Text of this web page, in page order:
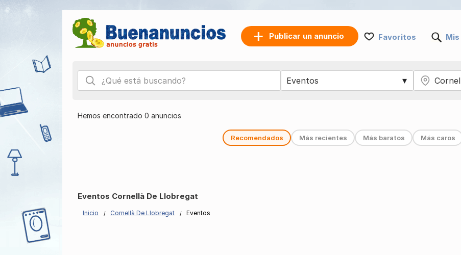
Publicar un anuncio Favoritos
Hemos encontrado 0 anuncios
Recomendados Más recientes Más baratos Más caros
Eventos Cornellà De Llobregat
Inicio Cornellà De Llobregat Eventos